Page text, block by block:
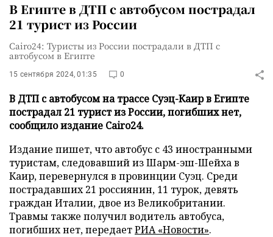
В Египте в ДТП с автобусом пострадал
21 турист из России
Cairo24: Туристы из России пострадали в ДТП с
автобусом в Египте
15 сентября 2024, 01:35 0
В ДТП с автобусом на трассе Суэц-Каир в Египте
пострадал 21 турист из России, погибших нет,
сообщило издание Cairo24.
Издание пишет, что автобус с 43 иностранными
туристам, следовавший из Шарм-эш-Шейха в
Каир, перевернулся в провинции Суэц. Среди
пострадавших 21 россиянин, 11 турок, девять
граждан Италии, двое из Великобритании.
Травмы также получил водитель автобуса,
погибших нет, передаетРИА «Новости».